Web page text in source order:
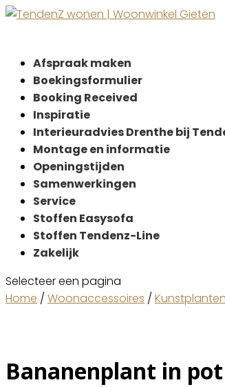
Afspraak maken
Boekingsformulier
Booking Received
Inspiratie
Interieuradvies Drenthe bij
Montage en informatie
Openingstijden
Samenwerkingen
Service
Stoffen Easysofa
Stoffen Tendenz-Line
Zakelijk
Selecteer een pagina
Home / Woonaccessoires / Kunstplanten
Bananenplant in